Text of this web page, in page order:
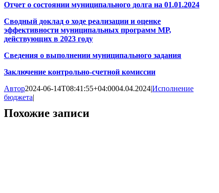
Отчет о состоянии муниципального долга на 01.01.2024
Сводный доклад о ходе реализации и оценке
эффективности муниципальных программ МР,
действующих в 2023 году
Сведения о выполнении муниципального задания
Заключение контрольно-счетной комиссии
Автор2024-06-14T08:41:55+04:0004.04.2024|Исполнение
бюджета|
Похожие записи